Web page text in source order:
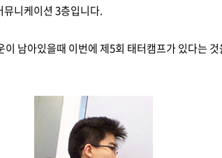
니케이션 3층입니다.
남아있을때 이번에 제5회 태터캠프가 있다는